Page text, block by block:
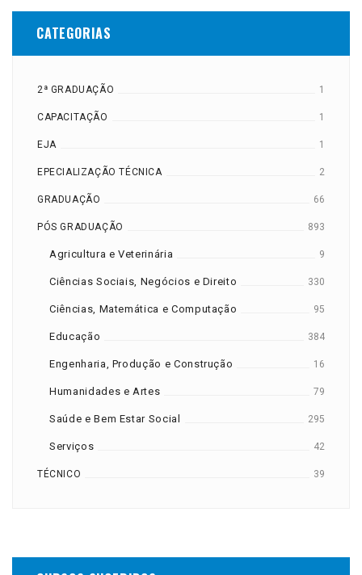
CATEGORIAS
2ª GRADUAÇÃO 1
CAPACITAÇÃO 1
EJA 1
EPECIALIZAÇÃO TÉCNICA 2
GRADUAÇÃO 66
PÓS GRADUAÇÃO 893
Agricultura e Veterinária 9
Ciências Sociais, Negócios e Direito 330
Ciências, Matemática e Computação 95
Educação 384
Engenharia, Produção e Construção 16
Humanidades e Artes 79
Saúde e Bem Estar Social 295
Serviços 42
TÉCNICO 39